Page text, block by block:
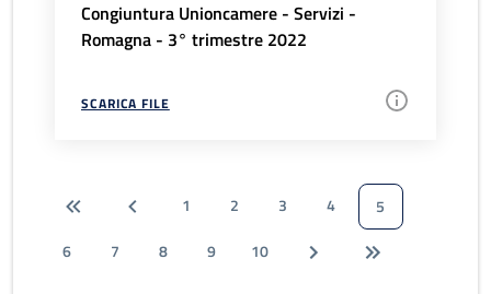
Congiuntura Unioncamere - Servizi -
Romagna - 3° trimestre 2022
SCARICA FILE
1 2 3 4
5
6
7 8 9 10